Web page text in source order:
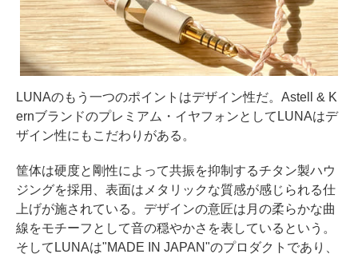
LUNAのもう一つのポイントはデザイン性だ。Astell & K
ernブランドのプレミアム・イヤフォンとしてLUNAはデ
ザイン性にもこだわりがある。
筐体は硬度と剛性によって共振を抑制するチタン製ハウ
ジングを採用、表面はメタリックな質感が感じられる仕
上げが施されている。デザインの意匠は月の柔らかな曲
線をモチーフとして音の穏やかさを表しているという。
そしてLUNAは"MADE IN JAPAN"のプロダクトであり、